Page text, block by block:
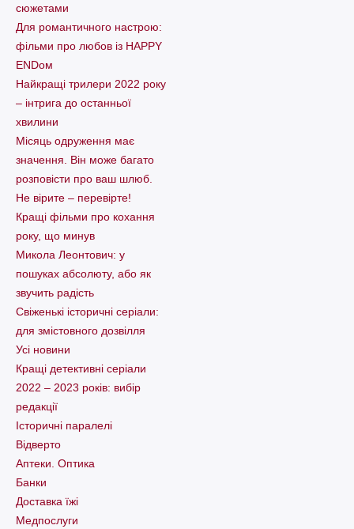
сюжетами
Для романтичного настрою:
фільми про любов із HAPPY
ENDом
Найкращі трилери 2022 року
– інтрига до останньої
хвилини
Місяць одруження має
значення. Він може багато
розповісти про ваш шлюб.
Не вірите – перевірте!
Кращі фільми про кохання
року, що минув
Микола Леонтович: у
пошуках абсолюту, або як
звучить радість
Свіженькі історичні серіали:
для змістовного дозвілля
Усі новини
Кращі детективні серіали
2022 – 2023 років: вибір
редакції
Історичні паралелі
Відверто
Аптеки. Оптика
Банки
Доставка їжі
Медпослуги